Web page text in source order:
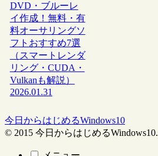
DVD・ブルーレ
イ作成！無料・有
料オーサリングソ
フトおすすめ7選
（スマートレンダ
リング・CUDA・
Vulkanも解説）
2026.01.31
今日からはじめるWindows10
© 2015 今日からはじめるWindows10.